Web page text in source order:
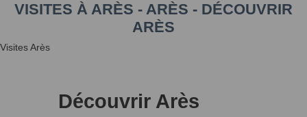
VISITES À ARÈS - ARÈS - DÉCOUVRIR
ARÈS
Visites Arès
Découvrir Arès